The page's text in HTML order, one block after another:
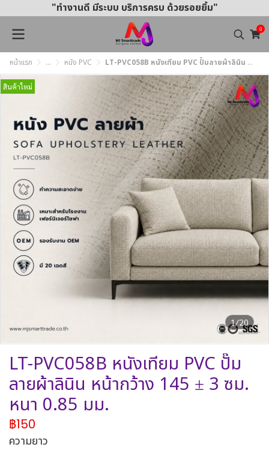
"ทำงานดี มีระบบ บริการครบ ด้วยรอยยิ้ม"
0
หน้าแรก ... หนัง PVC LT-PVC058B หนังเทียม PVC ปั๊มลายผ้าลินิน หน้ากว้าง 145 ± 3 ซม. หนา 0.85 มม.
1/20
สินค้าใหม่
LT-PVC058B หนังเทียม PVC ปั๊ม
ลายผ้าลินิน หน้ากว้าง 145 ± 3 ซม.
หนา 0.85 มม.
฿150
ความยาว